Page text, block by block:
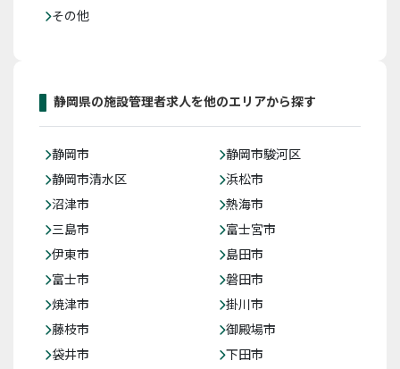
その他
静岡県の施設管理者求人を他のエリアから探す
静岡市
静岡市駿河区
静岡市清水区
浜松市
沼津市
熱海市
三島市
富士宮市
伊東市
島田市
富士市
磐田市
焼津市
掛川市
藤枝市
御殿場市
袋井市
下田市